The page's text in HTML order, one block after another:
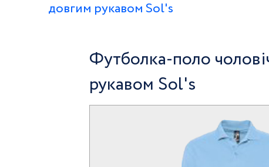
довгим рукавом Sol's
Футболка-поло
рукавом Sol's